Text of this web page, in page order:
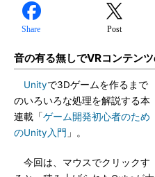
Share Post
音の有る無しでVRコンテン
Unityで3Dゲームを作るまで
のいろいろな処理を解説する本
連載「ゲーム開発初心者のため
のUnity入門 」。
今回は、マウスでクリックす